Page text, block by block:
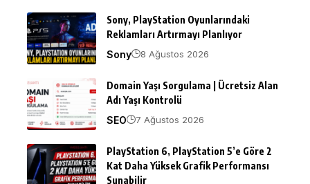
Sony, PlayStation Oyunlarındaki
Reklamları Artırmayı Planlıyor
Sony
8 Ağustos 2026
Domain Yaşı Sorgulama | Ücretsiz Alan
Adı Yaşı Kontrolü
SEO
7 Ağustos 2026
PlayStation 6, PlayStation 5’e Göre 2
Kat Daha Yüksek Grafik Performansı
Sunabilir